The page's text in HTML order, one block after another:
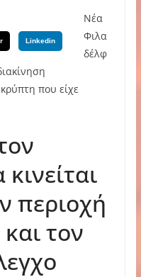
Linkedin
Νέα
Φιλα
δέλφ
που είχε
περιοχή
τον